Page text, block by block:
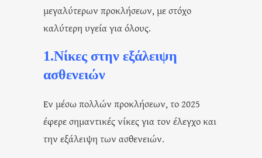
μεγαλύτερων προκλήσεων, με στόχο
καλύτερη υγεία για όλους.
1.Νίκες στην εξάλειψη
ασθενειών
Εν μέσω πολλών προκλήσεων, το 2025
έφερε σημαντικές νίκες για τον έλεγχο και
την εξάλειψη των ασθενειών.